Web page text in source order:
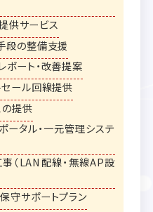
供サービス
段の整備支援
ポート・改善提案
ール回線提供
提供
ータル・一元管理システ
（LAN配線・無線AP設
守サポートプラン